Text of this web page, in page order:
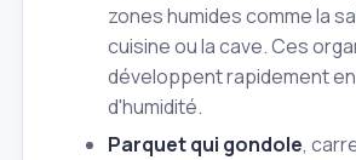
zones humides comme la
cuisine ou la cave. Ces
développent rapidement
d'humidité.
Parquet qui gondole,